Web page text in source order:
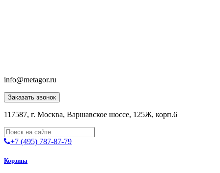
info@metagor.ru
Заказать звонок
117587, г. Москва, Варшавское шоссе, 125Ж, корп.6
+7 (495) 787-87-79
Корзина